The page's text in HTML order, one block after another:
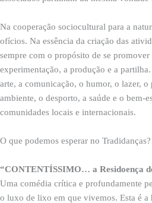
Na cooperação sociocultural para a
ofícios. Na essência da criação das
sempre com o propósito de se
experimentação, a produção e a
arte, a comunicação, o humor, o lazer,
ambiente, o desporto, a saúde e o bem-
comunidades locais e internacionais.
O que podemos esperar no Tradidanças?
“CONTENTÍSSIMO… a Residoença
Uma comédia crítica e profundamente
o luxo de lixo em que vivemos. Esta é